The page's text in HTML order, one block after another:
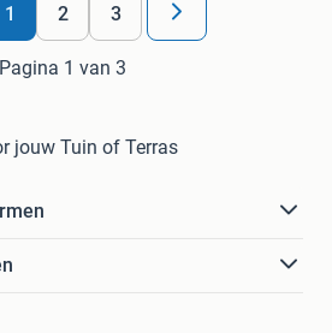
1 2 3
Pagina 1 van 3
jouw Tuin of Terras